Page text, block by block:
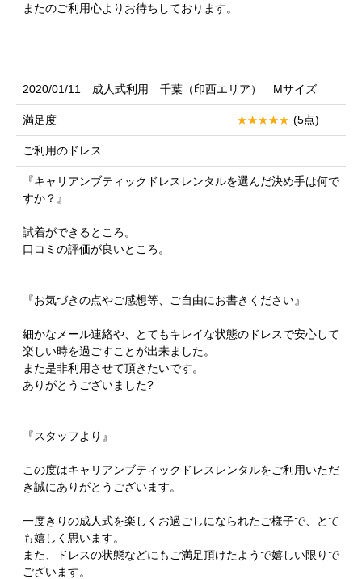
またのご利用心よりお待ちしております。
2020/01/11 成人式利用 千葉（印西エリア） Mサイズ
満足度 (5点)
ご利用のドレス
『キャリアンブティックドレスレンタルを選んだ決め手は何で
すか？』
試着ができるところ。
口コミの評価が良いところ。
『お気づきの点やご感想等、ご自由にお書きください』
細かなメール連絡や、とてもキレイな状態のドレスで安心して
楽しい時を過ごすことが出来ました。
また是非利用させて頂きたいです。
ありがとうございました?
『スタッフより』
この度はキャリアンブティックドレスレンタルをご利用いただ
き誠にありがとうございます。
一度きりの成人式を楽しくお過ごしになられたご様子で、とて
も嬉しく思います。
また、ドレスの状態などにもご満足頂けたようで嬉しい限りで
ございます。